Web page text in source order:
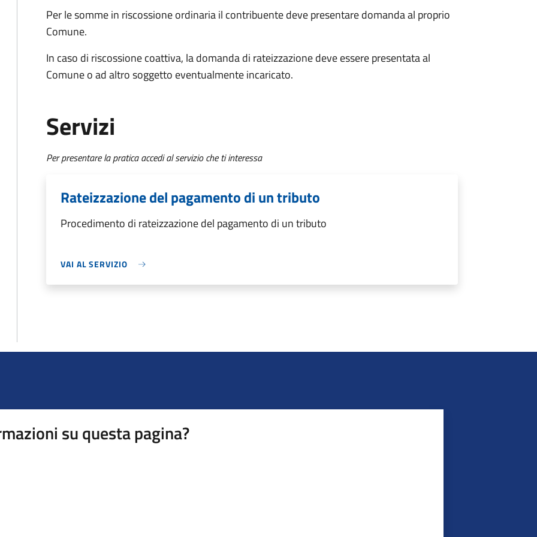
Per le somme in riscossione ordinaria il contribuente deve presentare domanda al proprio
Comune.
In caso di riscossione coattiva, la domanda di rateizzazione deve essere presentata al
Comune o ad altro soggetto eventualmente incaricato.
Servizi
Per presentare la pratica accedi al servizio che ti interessa
Rateizzazione del pagamento di un tributo
Procedimento di rateizzazione del pagamento di un tributo
VAI AL SERVIZIO
su questa pagina?